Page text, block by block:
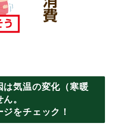
は気温の変化（寒暖
。
をチェック！